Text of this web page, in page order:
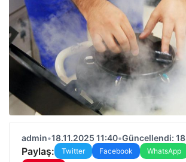
admin•18.11.2025 11:40•Güncellendi:
Paylaş: Twitter Facebook WhatsApp